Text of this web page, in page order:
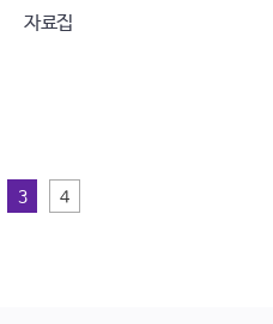
자료집
3 4